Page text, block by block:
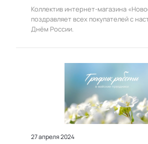
Коллектив интернет-магазина
поздравляет всех покупателей с
Днём России.
27 апреля 2024